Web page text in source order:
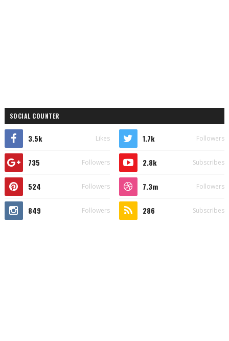
SOCIAL COUNTER
3.5k Likes 1.7k Followers
735 Followers 2.8k Subscribes
524 Followers 7.3m Followers
849 Followers 286 Subscribes